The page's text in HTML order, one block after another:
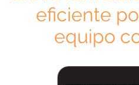
eficiente
equipo